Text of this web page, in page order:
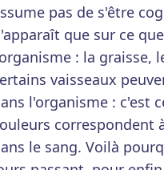
pas de s'être
que sur ce
: la graisse,
vaisseaux
l'organisme : c'est
correspondent
le sang. Voilà